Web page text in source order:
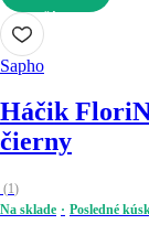
DO KOŠÍKA
Sapho
Háčik Flori
čierny
(1)
Na sklade
Posledné